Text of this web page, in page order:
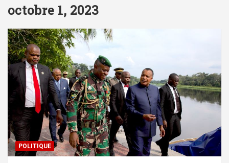
octobre 1, 2023
POLITIQUE